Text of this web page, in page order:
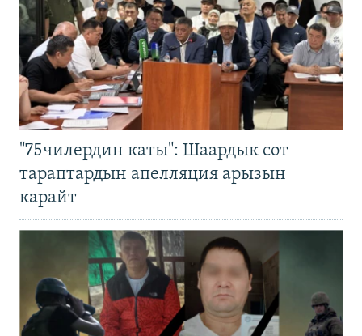
"75чилердин каты": Шаардык сот
тараптардын апелляция арызын
карайт